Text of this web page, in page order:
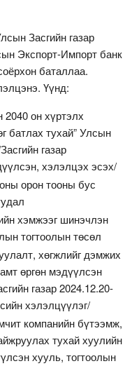
Засгийн газар
Экспорт-Импорт банк
баталлаа.
Үүнд:
он хүртэлх
батлах тухай” Улсын
газар
хэлэлцэх эсэх/
орон тооны бус
хэмжээг шинэчлэн
тогтоолын төсөл
хөгжлийг дэмжих
өргөн мэдүүлсэн
газар 2024.12.20-
хэлэлцүүлэг/
компанийн бүтээмж,
тухай хуулийн
хууль, тогтоолын